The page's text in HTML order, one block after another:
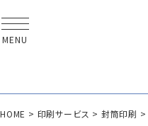
MENU
長形封筒
HOME 印刷サービス 封筒印刷